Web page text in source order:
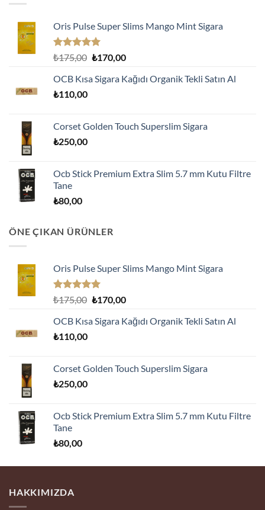
Oris Pulse Super Slims Mango Mint Sigara
5 üzerinden
oy
aldı
₺175,00 Orijinal
₺175,00.
₺170,00Şu
fiyat:
OCB Kısa Sigara Kağıdı Organik Tekli Satın Al
₺110,00
Corset Golden Touch Superslim Sigara
₺250,00
Ocb Stick Premium Extra Slim 5.7 mm Kutu Filtre
Tane
₺80,00
ÖNE ÇIKAN ÜRÜNLER
Oris Pulse Super Slims Mango Mint Sigara
5 üzerinden
oy
aldı
₺175,00 Orijinal
₺175,00.
₺170,00Şu
fiyat:
OCB Kısa Sigara Kağıdı Organik Tekli Satın Al
₺110,00
Corset Golden Touch Superslim Sigara
₺250,00
Ocb Stick Premium Extra Slim 5.7 mm Kutu Filtre
Tane
₺80,00
HAKKIMIZDA